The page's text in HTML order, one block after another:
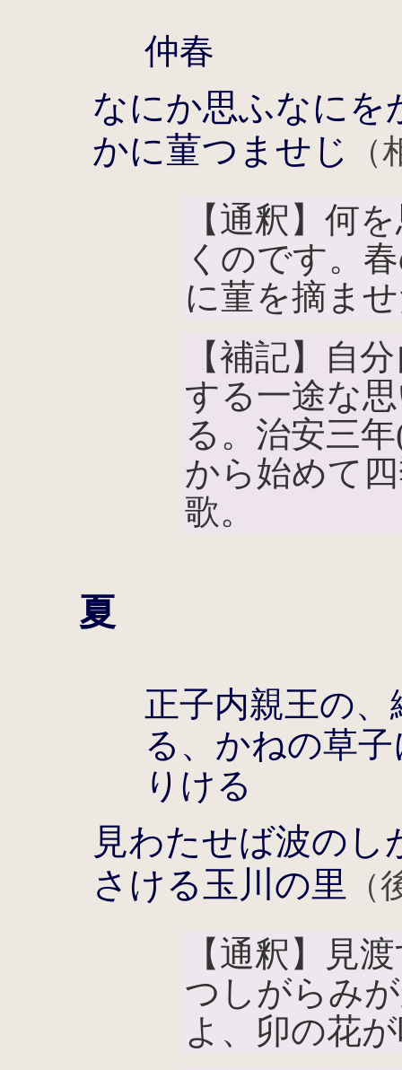
仲春
なにか思ふなにを
かに菫つませじ
【通釈】何
くのです。
に菫を摘ま
【補記】自
する一途な
る。治安三
から始めて
歌。
夏
正子内親王の
る、かねの草
りける
見わたせば波の
さける玉川の里
【通釈】見
つしがらみ
よ、卯の花